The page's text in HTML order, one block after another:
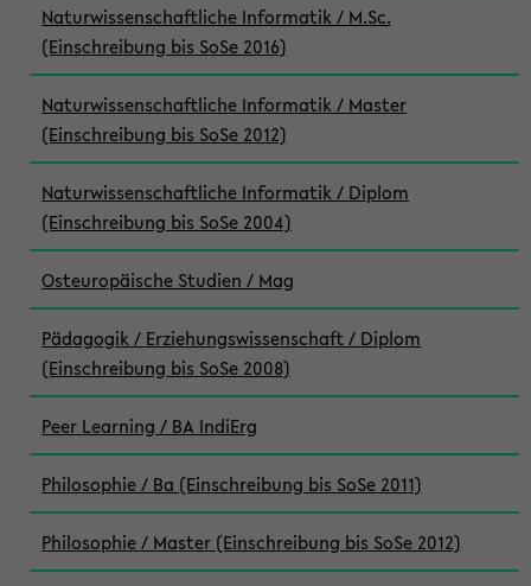
Naturwissenschaftliche Informatik / M.Sc.
(Einschreibung bis SoSe 2016)
Naturwissenschaftliche Informatik / Master
(Einschreibung bis SoSe 2012)
Naturwissenschaftliche Informatik / Diplom
(Einschreibung bis SoSe 2004)
Osteuropäische Studien / Mag
Pädagogik / Erziehungswissenschaft / Diplom
(Einschreibung bis SoSe 2008)
Peer Learning / BA IndiErg
Philosophie / Ba (Einschreibung bis SoSe 2011)
Philosophie / Master (Einschreibung bis SoSe 2012)